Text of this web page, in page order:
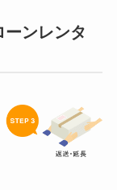
ーンレンタ